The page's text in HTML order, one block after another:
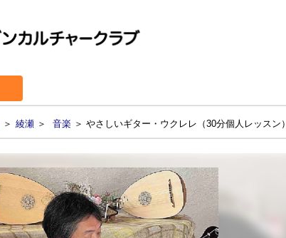
＞ 綾瀬 ＞ 音楽 ＞ やさしいギター・ウクレレ（30分個人レッスン）